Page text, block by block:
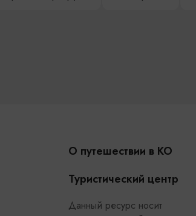
О путешествии в КО
Туристический центр
Данный ресурс носит